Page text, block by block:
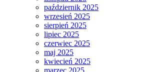
październik 2025
wrzesień 2025
sierpień 2025
lipiec 2025
czerwiec 2025
maj 2025
kwiecień 2025
marzec 2025